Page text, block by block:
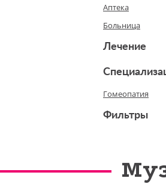
Аптека
Больница
Лечение
Гомеопатия
Фильтры